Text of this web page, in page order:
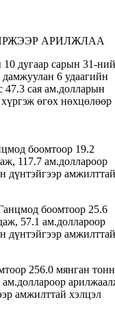
дугаар сарын 31-ний
6 удаагийн
47.3 сая ам.долларын
өгөх нөхцөлөөр
боомтоор 19.2
117.7 ам.доллароор
дүнтэйгээр амжилттай
боомтоор 25.6
57.1 ам.доллароор
дүнтэйгээр амжилттай
256.0 мянган
амжилттай хэлцэл